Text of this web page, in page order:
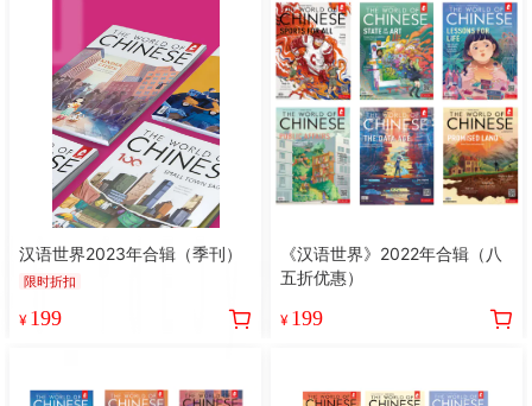
汉语世界2023年合辑（季刊）
限时折扣
¥ 199
《汉语世界》2022年合辑（八
五折优惠）
¥ 199